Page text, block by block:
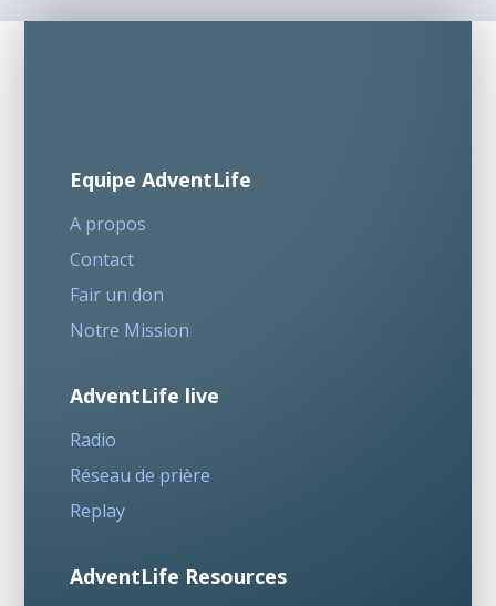
Equipe AdventLife
A propos
Contact
Fair un don
Notre Mission
AdventLife live
Radio
Réseau de prière
Replay
AdventLife Resources